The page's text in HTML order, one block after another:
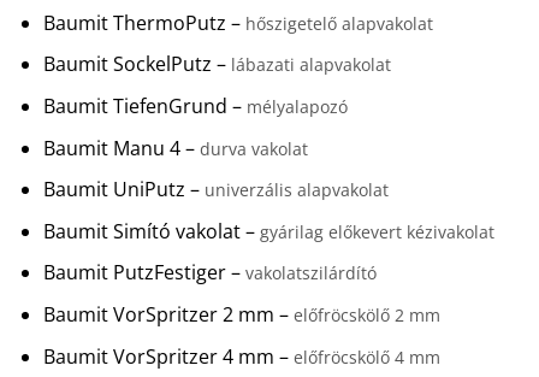
Baumit ThermoPutz – hőszigetelő alapvakolat
Baumit SockelPutz – lábazati alapvakolat
Baumit TiefenGrund – mélyalapozó
Baumit Manu 4 – durva vakolat
Baumit UniPutz – univerzális alapvakolat
Baumit Simító vakolat – gyárilag előkevert kézivakolat
Baumit PutzFestiger – vakolatszilárdító
Baumit VorSpritzer 2 mm – előfröcskölő 2 mm
Baumit VorSpritzer 4 mm – előfröcskölő 4 mm